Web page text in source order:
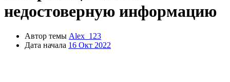
недостоверную информацию
Автор темы Alex_123
Дата начала 16 Окт 2022